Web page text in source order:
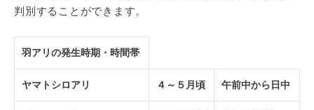
判別することができます。
羽アリの発生時期・時間帯
ヤマトシロアリ ４～５月頃 午前中から日中